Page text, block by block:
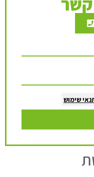
שימוש